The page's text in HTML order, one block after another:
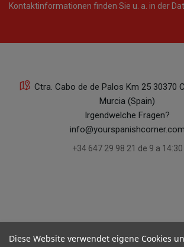
Kontaktinformationen finden Sie u. a. in der
Ctra. Cabo de de Palos Km 25 30370
Murcia (Spain)
Irgendwelche Fragen?
info@yourspanishcorner.com
+34 647 29 98 21 de 9 a 14:30
Diese Website verwendet eigene Cookies